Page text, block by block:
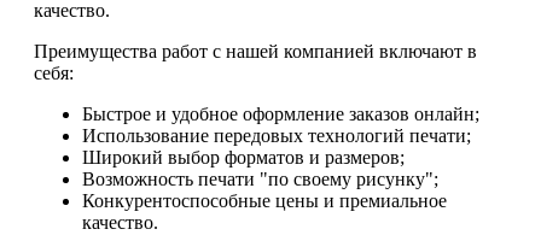
качество.
Преимущества работ с нашей компанией включают в
себя:
Быстрое и удобное оформление заказов онлайн;
Использование передовых технологий печати;
Широкий выбор форматов и размеров;
Возможность печати "по своему рисунку";
Конкурентоспособные цены и премиальное
качество.